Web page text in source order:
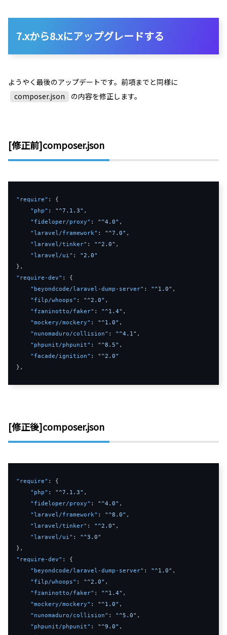
7.xから8.xにアップグレードする
ようやく最後のアップデートです。前項までと同様に
composer.json
の内容を修正します。
[修正前]composer.json
"require" :
{
"php" : "^7.1.3" ,
"fideloper/proxy" : "^4.0" ,
"laravel/framework" : "^7.0" ,
"laravel/tinker" : "^2.0" ,
"laravel/ui" :
"2.0"
} ,
"require-dev" :
{
"beyondcode/laravel-dump-server" : "^1.0" ,
"filp/whoops" : "^2.0" ,
"fzaninotto/faker" : "^1.4" ,
"mockery/mockery" : "^1.0" ,
"nunomaduro/collision" : "^4.1" ,
"phpunit/phpunit" : "^8.5" ,
"facade/ignition" :
"^2.0"
} ,
[修正後]composer.json
"require" :
{
"php" : "^7.1.3" ,
"fideloper/proxy" : "^4.0" ,
"laravel/framework" : "^8.0" ,
"laravel/tinker" : "^2.0" ,
"laravel/ui" :
"^3.0"
} ,
"require-dev" :
{
"beyondcode/laravel-dump-server" : "^1.0" ,
"filp/whoops" : "^2.0" ,
"fzaninotto/faker" : "^1.4" ,
"mockery/mockery" : "^1.0" ,
"nunomaduro/collision" : "^5.0" ,
"phpunit/phpunit" : "^9.0" ,